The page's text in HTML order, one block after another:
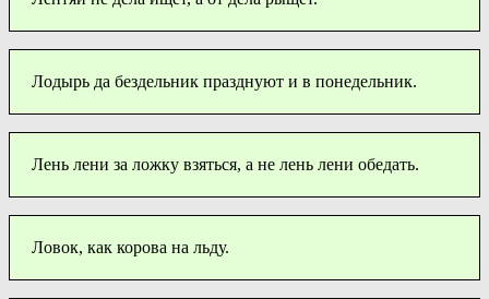
Лодырь да бездельник празднуют и в понедельник.
Лень лени за ложку взяться, а не лень лени обедать.
Ловок, как корова на льду.